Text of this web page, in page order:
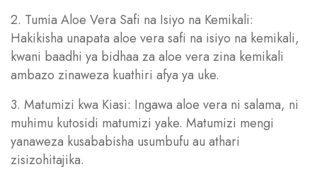
2. Tumia Aloe Vera Safi na Isiyo na Kemikali:
Hakikisha unapata aloe vera safi na isiyo na kemikali,
kwani baadhi ya bidhaa za aloe vera zina kemikali
ambazo zinaweza kuathiri afya ya uke.
3. Matumizi kwa Kiasi: Ingawa aloe vera ni salama, ni
muhimu kutosidi matumizi yake. Matumizi mengi
yanaweza kusababisha usumbufu au athari
zisizohitajika.